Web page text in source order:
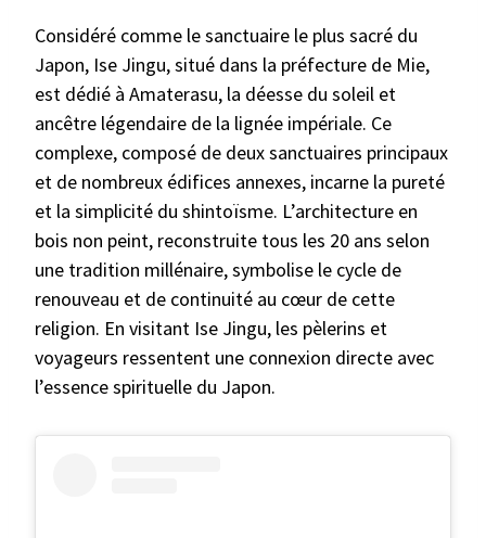
Considéré comme le sanctuaire le plus sacré du
Japon, Ise Jingu, situé dans la préfecture de Mie,
est dédié à Amaterasu, la déesse du soleil et
ancêtre légendaire de la lignée impériale. Ce
complexe, composé de deux sanctuaires principaux
et de nombreux édifices annexes, incarne la pureté
et la simplicité du shintoïsme. L’architecture en
bois non peint, reconstruite tous les 20 ans selon
une tradition millénaire, symbolise le cycle de
renouveau et de continuité au cœur de cette
religion. En visitant Ise Jingu, les pèlerins et
voyageurs ressentent une connexion directe avec
l’essence spirituelle du Japon.